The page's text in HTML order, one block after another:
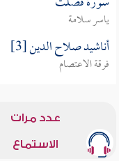
ياسر سلامة
أناشيد صلاح الدين [3]
فرقة الاعتصام
عدد مرات
الاستماع